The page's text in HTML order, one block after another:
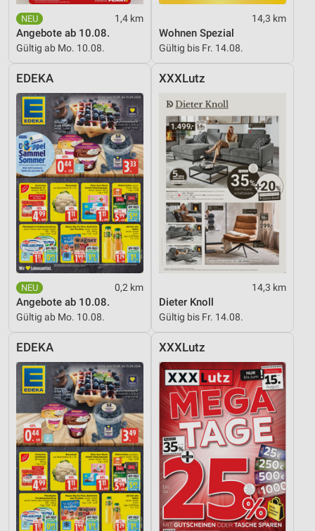
1,4 km
Angebote ab 10.08.
Gültig ab Mo. 10.08.
14,3 km
Wohnen Spezial
Gültig bis Fr. 14.08.
EDEKA
0,2 km
Angebote ab 10.08.
Gültig ab Mo. 10.08.
XXXLutz
14,3 km
Dieter Knoll
Gültig bis Fr. 14.08.
EDEKA XXXLutz